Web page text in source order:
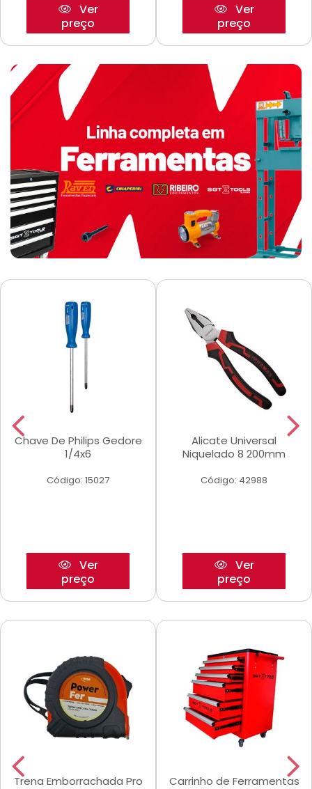
Ver
preço
Ver
preço
Chave De Philips Gedore
1/4x6
Código: 15027
Ver
preço
Alicate Universal
Niquelado 8 200mm
Código: 42988
Ver
preço
Trena Emborrachada Pro
Carrinho de Ferramentas